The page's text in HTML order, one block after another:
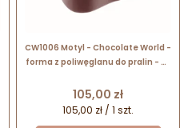
CW1006 Motyl - Chocolate World -
forma z poliwęglanu do pralin - dł.
g x 24 praliny
Cena
105,00 zł
105,00 zł / 1 szt.